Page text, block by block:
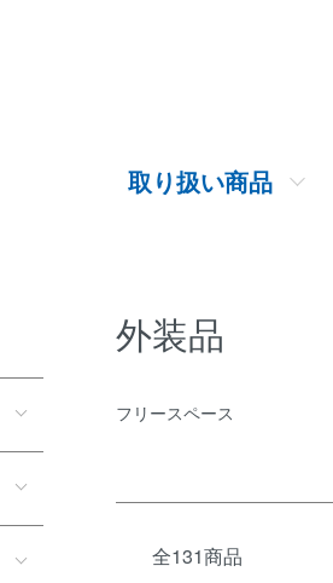
取り扱い商品
外装品
フリースペース
全131商品